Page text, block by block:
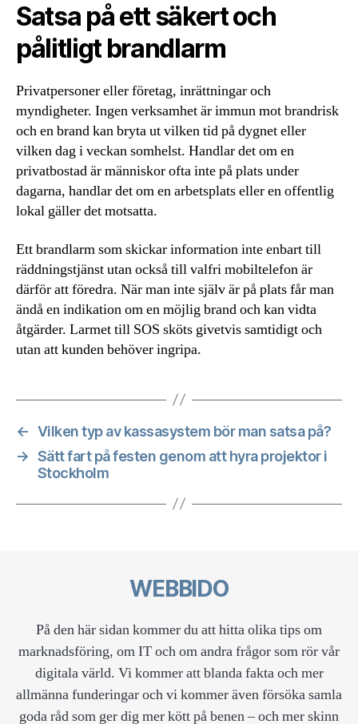
Satsa på ett säkert och
pålitligt brandlarm
Privatpersoner eller företag, inrättningar och
myndigheter. Ingen verksamhet är immun mot brandrisk
och en brand kan bryta ut vilken tid på dygnet eller
vilken dag i veckan somhelst. Handlar det om en
privatbostad är människor ofta inte på plats under
dagarna, handlar det om en arbetsplats eller en offentlig
lokal gäller det motsatta.
Ett brandlarm som skickar information inte enbart till
räddningstjänst utan också till valfri mobiltelefon är
därför att föredra. När man inte själv är på plats får man
ändå en indikation om en möjlig brand och kan vidta
åtgärder. Larmet till SOS sköts givetvis samtidigt och
utan att kunden behöver ingripa.
← Vilken typ av kassasystem bör man satsa på?
→ Sätt fart på festen genom att hyra projektor i
Stockholm
WEBBIDO
På den här sidan kommer du att hitta olika tips om
marknadsföring, om IT och om andra frågor som rör vår
digitala värld. Vi kommer att blanda fakta och mer
allmänna funderingar och vi kommer även försöka samla
goda råd som ger dig mer kött på benen – och mer skinn